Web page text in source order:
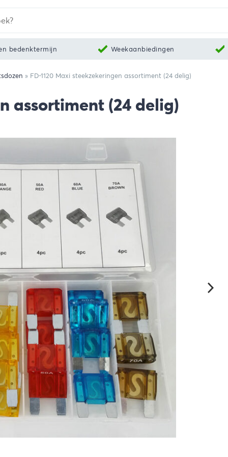
bedenktermijn Weekaanbiedingen
» FD-1120 Maxi steekzekeringen assortiment (24 delig)
assortiment (24 delig)